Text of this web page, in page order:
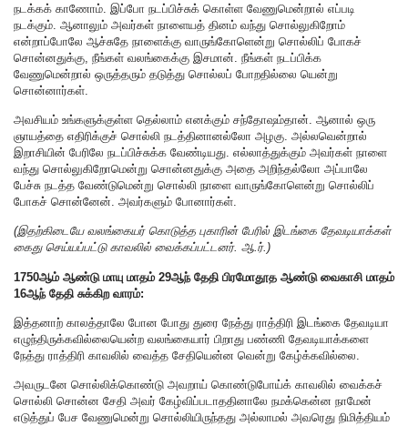
நடக்கக் காணோம். இப்போ நடப்பிச்சுக் கொள்ள வேணுமென்றால் எப்படி
நடக்கும். ஆனாலும் அவர்கள் நாளையத் தினம் வந்து சொல்லுகிறோம்
என்றாப்போலே ஆச்சுதே நாளைக்கு வாருங்கோளென்று சொல்லிப் போகச்
சொன்னதுக்கு, நீங்கள் வலங்கைக்கு இசமான். நீங்கள் நடப்பிக்க
வேணுமென்றால் ஒருத்தரும் தடுத்து சொல்லப் போறதில்லை யென்று
சொன்னார்கள்.
அவசியம் உங்களுக்குள்ள தெல்லாம் எனக்கும் சந்தோஷம்தான். ஆனால் ஒரு
ஞாயத்தை எதிரிக்குச் சொல்லி நடத்தினானல்லோ அழகு. அல்லவென்றால்
இறாசியின் பேரிலே நடப்பிச்சுக்க வேண்டியது. எல்லாத்துக்கும் அவர்கள் நாளை
வந்து சொல்லுகிறோமென்று சொன்னதுக்கு அதை அறிந்தல்லோ அப்பாலே
பேச்சு நடத்த வேண்டுமென்று சொல்லி நாளை வாருங்கோளென்று சொல்லிப்
போகச் சொன்னேன். அவர்களும் போனார்கள்.
(இதற்கிடையே வலங்கையர் கொடுத்த புகாரின் பேரில் இடங்கை தேவடியாக்கள்
கைது செய்யப்பட்டு காவலில் வைக்கப்பட்டனர். ஆ.ர்.)
1750ஆம் ஆண்டு மாயு மாதம் 29ஆந் தேதி பிரமோதூத ஆண்டு வைகாசி மாதம்
16ஆந் தேதி சுக்கிற வாரம்:
இத்தனாற் காலத்தாலே போன போது துரை நேத்து ராத்திரி இடங்கை தேவடியா
எழுந்திருக்கவில்லையென்ற வலங்கையார் பிறாது பண்ணி தேவடியாக்களை
நேத்து ராத்திரி காவலில் வைத்த சேதியென்ன வென்று கேழ்க்கவில்லை.
அவருடனே சொல்லிக்கொண்டு அவறாய் கொண்டுபோய்க் காவலில் வைக்கச்
சொல்லி சொன்ன சேதி அவர் கேழ்விப்படாததினாலே நமக்கென்ன நாமேன்
எடுத்துப் பேச வேணுமென்று சொல்லியிருந்தது அல்லாமல் அவரெது நிமித்தியம்